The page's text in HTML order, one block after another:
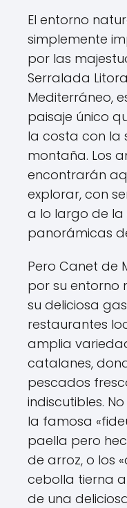
El entorno
simplemente
por las
Serralada
Mediterráneo,
paisaje único
la costa con la
montaña. Los
encontrarán
explorar, con
a lo largo de la
panorámicas
Pero Canet de
por su entorno
su deliciosa
restaurantes
amplia
catalanes,
pescados
indiscutibles.
la famosa
paella pero
de arroz, o los
cebolla tierna
de una